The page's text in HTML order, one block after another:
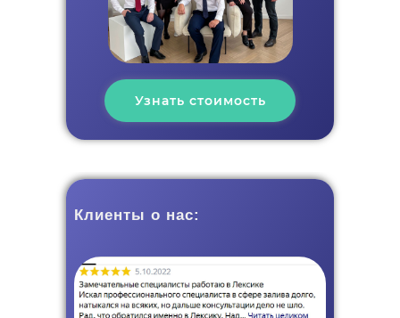
Узнать стоимость
Клиенты о нас: